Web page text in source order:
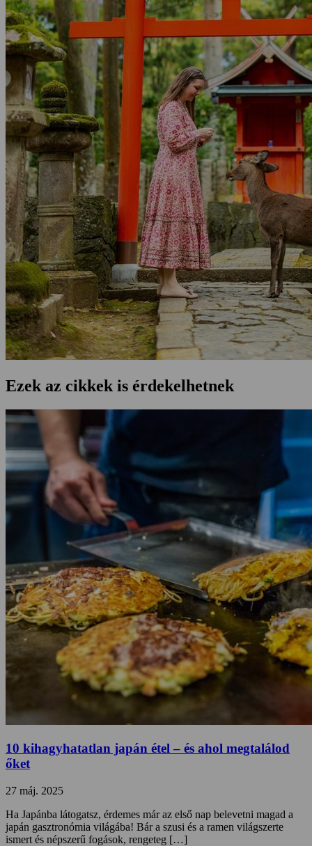
Ezek az cikkek is érdekelhetnek
10 kihagyhatatlan japán étel – és ahol megtalálod
őket
27 máj. 2025
Ha Japánba látogatsz, érdemes már az első nap belevetni magad a
japán gasztronómia világába! Bár a szusi és a ramen világszerte
ismert és népszerű fogások, rengeteg […]